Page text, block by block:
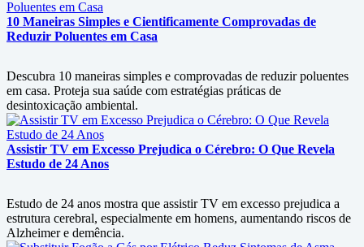
10 Maneiras Simples e Cientificamente Comprovadas de
Reduzir Poluentes em Casa
Descubra 10 maneiras simples e comprovadas de reduzir poluentes
em casa. Proteja sua saúde com estratégias práticas de
desintoxicação ambiental.
Assistir TV em Excesso Prejudica o Cérebro: O Que Revela
Estudo de 24 Anos
Estudo de 24 anos mostra que assistir TV em excesso prejudica a
estrutura cerebral, especialmente em homens, aumentando riscos de
Alzheimer e demência.